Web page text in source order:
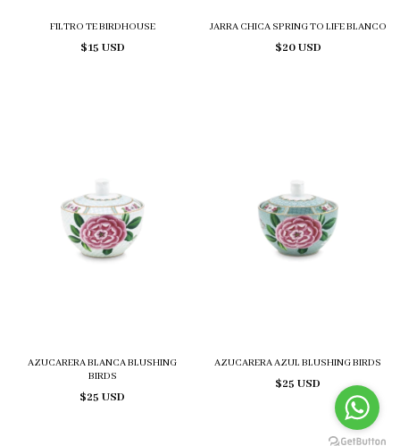
FILTRO TE BIRDHOUSE
$15 USD
JARRA CHICA SPRING TO LIFE BLANCO
$20 USD
AZUCARERA BLANCA BLUSHING
BIRDS
$25 USD
AZUCARERA AZUL BLUSHING BIRDS
$25 USD